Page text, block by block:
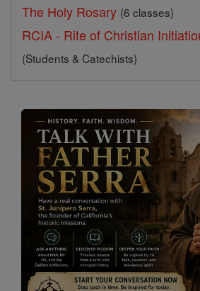
The Holy Rosary (6 classes)
RCIA - Rite of Christian
(Students & Catechists)